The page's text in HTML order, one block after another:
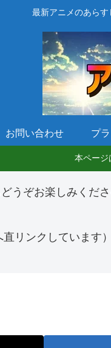
最新アニメのあらす
お問い合わせ プ
本ページ
うぞお楽しみくださ
リンクしています）